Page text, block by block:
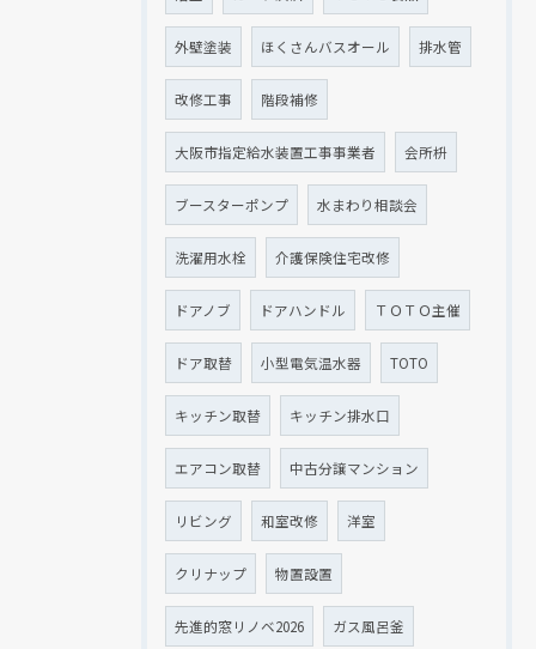
外壁塗装 ほくさんバスオール 排水管
改修工事 階段補修
大阪市指定給水装置工事事業者 会所枡
ブースターポンプ 水まわり相談会
洗濯用水栓 介護保険住宅改修
ドアノブ ドアハンドル ＴＯＴＯ主催
ドア取替 小型電気温水器 TOTO
キッチン取替 キッチン排水口
エアコン取替 中古分譲マンション
リビング 和室改修 洋室
クリナップ 物置設置
先進的窓リノベ2026 ガス風呂釜